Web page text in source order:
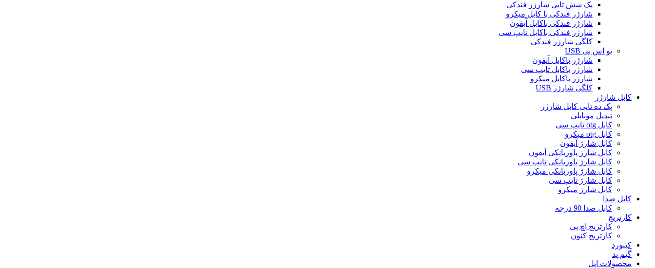
پک شش تایی شارژر فندکی
شارژر فندکی با کابل میکرو
شارژر فندکی باکابل آیفون
شارژر فندکی باکابل تایپ سی
کلگی شارژر فندکی
یو اس بی USB
شارژر باکابل آیفون
شارژر باکابل تایپ سی
شارژر باکابل میکرو
کلگی شارژر USB
کابل شارژر
پک ده تایی کابل شارژر
تبدیل موبایلی
کابل otg تایپ سی
کابل otg میکرو
کابل شارژ آیفون
کابل شارژ پاوربانکی آیفون
کابل شارژ پاوربانکی تایپ سی
کابل شارژ پاوربانکی میکرو
کابل شارژ تایپ سی
کابل شارژ میکرو
کابل صدا
کابل صدا 90 درجه
کارتریج
کارتریج اچ پی
کارتریج کنون
کیبورد
گیم پد
محصولات اپل